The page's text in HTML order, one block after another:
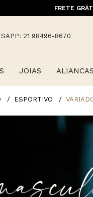
FRETE
21 98496-8670
JOIAS ALIANCAS
ESPORTIVO